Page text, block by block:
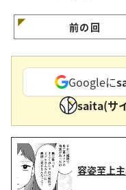
前の回
Googleに
saita(サ
容姿至上